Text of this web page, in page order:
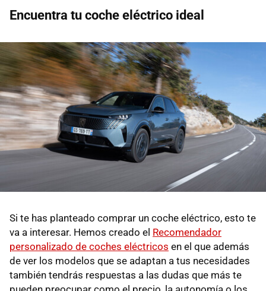
Encuentra tu coche eléctrico ideal
Si te has planteado comprar un coche eléctrico, esto te
va a interesar. Hemos creado el Recomendador
personalizado de coches eléctricos en el que además
de ver los modelos que se adaptan a tus necesidades
también tendrás respuestas a las dudas que más te